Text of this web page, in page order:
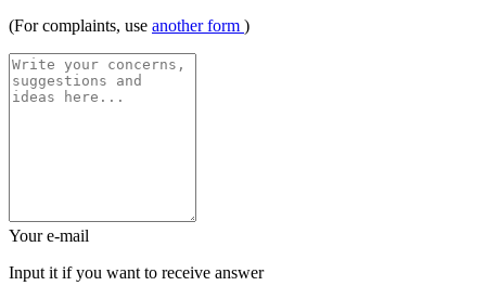
(For complaints, use another form )
Your e-mail
Input it if you want to receive answer